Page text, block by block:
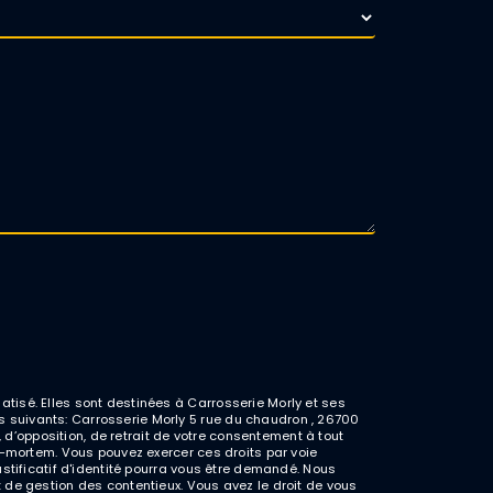
Elles sont destinées à Carrosserie Morly et ses
Carrosserie Morly 5 rue du chaudron , 26700
de retrait de votre consentement à tout
Vous pouvez exercer ces droits par voie
d'identité pourra vous être demandé. Nous
gestion des contentieux. Vous avez le droit de vous